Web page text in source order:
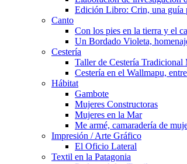
Edición Libro: Crin, una guía
Canto
Con los pies en la tierra y el
Un Bordado Violeta,
Cestería
Taller de Cestería
Cestería en el Wallmapu,
Hábitat
Gambote
Mujeres Constructoras
Mujeres en la Mar
Me armé, camaradería de
Impresión / Arte Gráfico
El Oficio Lateral
Textil en la Patagonia